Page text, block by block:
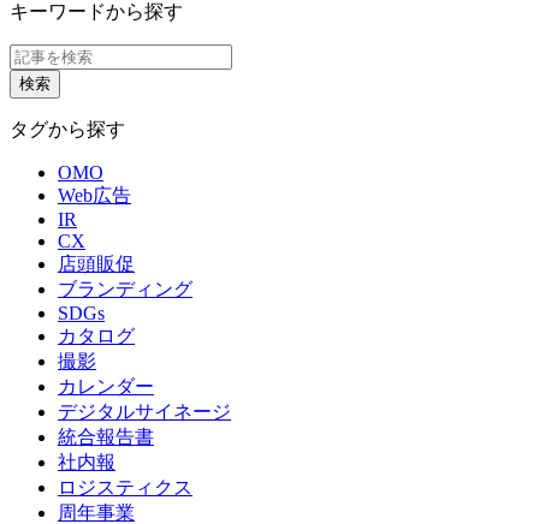
キーワードから探す
タグから探す
OMO
Web広告
IR
CX
店頭販促
ブランディング
SDGs
カタログ
撮影
カレンダー
デジタルサイネージ
統合報告書
社内報
ロジスティクス
周年事業